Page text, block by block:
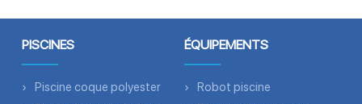
PISCINES
Piscine coque polyester
ÉQUIPEMENTS
Robot piscine